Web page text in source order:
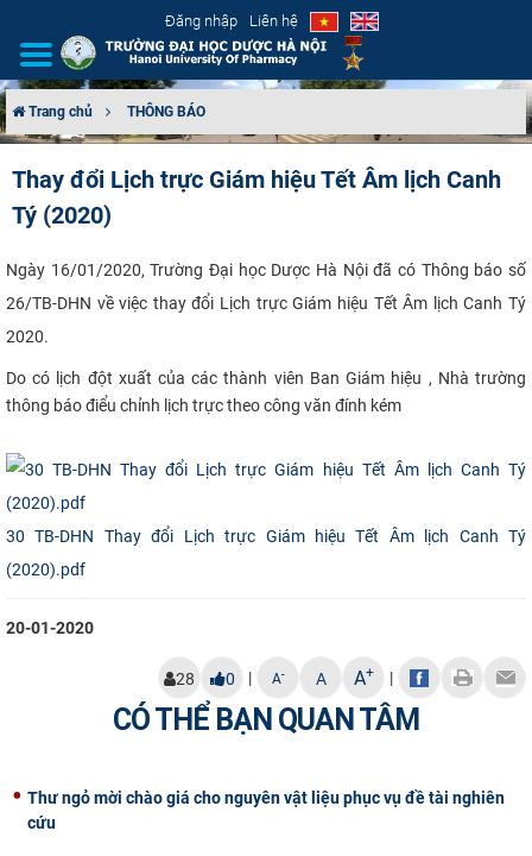
Đăng nhập Liên hệ
CƠ CẤU TỔ CHỨC
TUYỂN SINH
ĐÀO TẠO
ĐẢM BẢO CHẤT LƯỢNG
KHOA HỌC CÔNG NGHỆ
HTQT
CỰU NGƯỜI HỌC
Trang chủ THÔNG BÁO
Thay đổi Lịch trực Giám hiệu Tết Âm lịch Canh
Tý (2020)
​Ngày 16/01/2020, Trường Đại học Dược Hà Nội đã có Thông báo số
26/TB-DHN về việc thay đổi Lịch trực Giám hiệu Tết Âm lịch Canh Tý
2020.
Do có lịch đột xuất của các thành viên Ban Giám hiệu , Nhà trường
thông báo điểu chỉnh lịch trực theo công văn đính kém
30 TB-DHN Thay đổi Lịch trực Giám hiệu Tết Âm lịch Canh Tý
(2020).pdf
20-01-2020
28 0 | A- A A+ |
CÓ THỂ BẠN QUAN TÂM
Thư ngỏ mời chào giá cho nguyên vật liệu phục vụ đề tài nghiên
cứu